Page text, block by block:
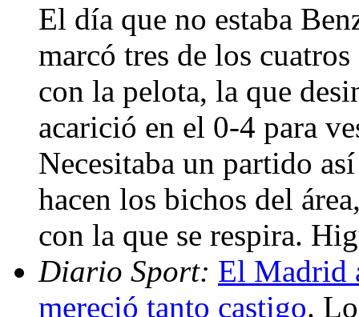
El día que no estaba
marcó tres de los
con la pelota, la que
acarició en el 0-4 para
Necesitaba un partido
hacen los bichos del
con la que se respira.
Diario Sport: El Madrid
mereció tanto castigo.